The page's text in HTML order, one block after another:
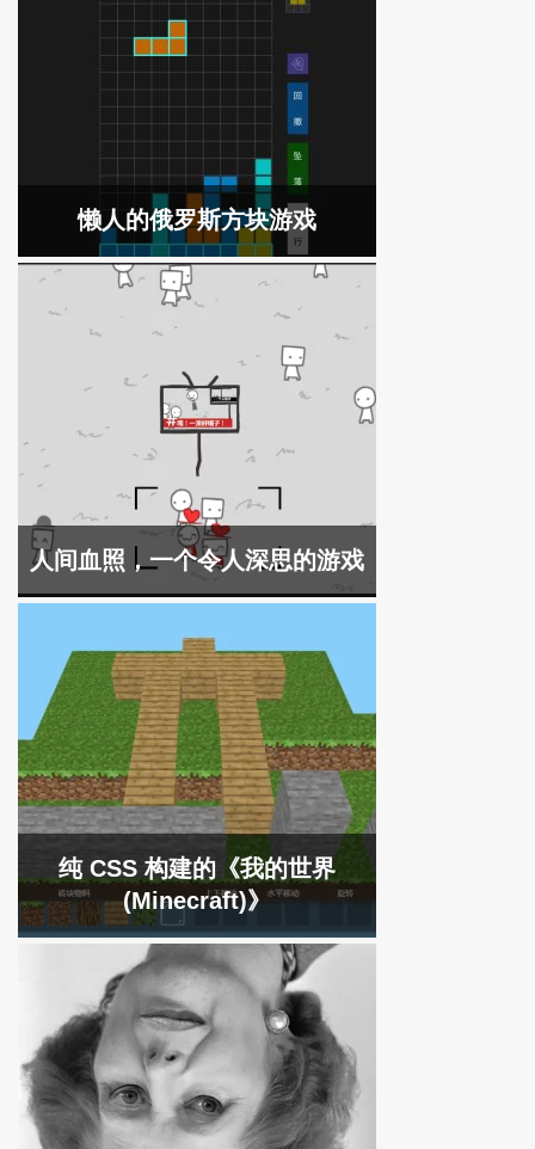
懒人的俄罗斯方块游戏
人间血照，一个令人深思的游戏
纯 CSS 构建的《我的世界
(Minecraft)》